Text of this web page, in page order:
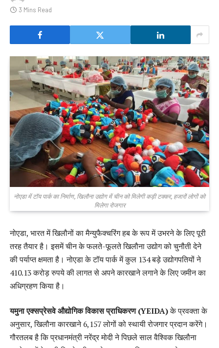
3 Mins Read
नोएडा में टॉय पार्क का निर्माण, खिलौना उद्योग में चीन को मिलेगी कड़ी टक्कर, हजारों लोगों को
मिलेगा रोजगार
नोएडा, भारत में खिलौनों का मैन्युफैक्चरिंग हब के रूप में उभरने के लिए पूरी
तरह तैयार है। इसमें चीन के फलते-फूलते खिलौना उद्योग को चुनौती देने
की पर्याप्त क्षमता है। नोएडा के टॉय पार्क में कुल 134 बड़े उद्योगपतियों ने
410.13 करोड़ रुपये की लागत से अपने कारखाने लगाने के लिए जमीन का
अधिग्रहण किया है।
यमुना एक्सप्रेसवे औद्योगिक विकास प्राधिकरण (YEIDA)के प्रवक्ता के
अनुसार, खिलौना कारखाने 6,157 लोगों को स्थायी रोजगार प्रदान करेंगे।
गौरतलब है कि प्रधानमंत्री नरेंद्र मोदी ने पिछले साल वैश्विक खिलौना